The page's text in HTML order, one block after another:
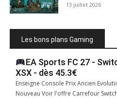
13 juillet 2026
Les bons plans Gaming
EA Sports FC 27 -
XSX - dès 45.3€
Enseigne Console Prix Ancien
Nouveau Voir l'offre Carrefour